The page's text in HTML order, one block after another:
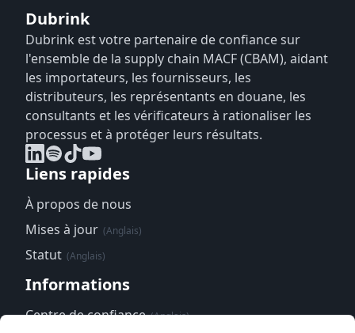
Dubrink
Dubrink est votre partenaire de confiance sur
l'ensemble de la supply chain MACF (CBAM), aidant
les importateurs, les fournisseurs, les
distributeurs, les représentants en douane, les
consultants et les vérificateurs à rationaliser les
processus et à protéger leurs résultats.
Liens rapides
À propos de nous
Mises à jour (Anglais)
Statut (Anglais)
Informations
Centre de confiance(Anglais)